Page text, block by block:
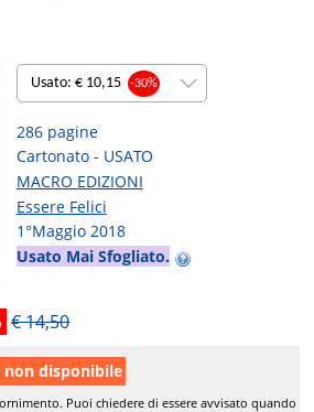
Usato: € 10,15-30%
286 pagine
Cartonato - USATO
MACRO EDIZIONI
Essere Felici
1°Maggio 2018
Usato Mai Sfogliato.
€ 14,50
disponibile
Puoi chiedere di essere avvisato quando